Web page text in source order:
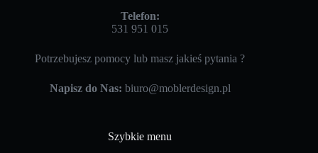
Telefon:
531 951 015
Potrzebujesz pomocy lub masz jakieś pytania ?
Napisz do Nas: biuro@moblerdesign.pl
Szybkie menu